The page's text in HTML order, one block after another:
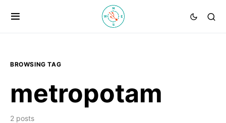
BROWSING TAG
metropotam
2 posts